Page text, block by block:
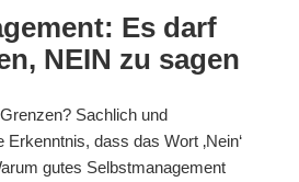
Es darf
NEIN zu sagen
Sachlich und
dass das Wort ‚Nein‘
gutes Selbstmanagement